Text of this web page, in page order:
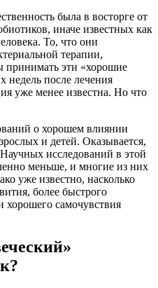
была в восторге от
иначе известных как
То, что они
терапии,
эти «хорошие
недель после лечения
уже менее известна. Но что
о хорошем влиянии
и детей. Оказывается,
исследований в этой
меньше, и многие из них
уже известно, насколько
более быстрого
хорошего самочувствия